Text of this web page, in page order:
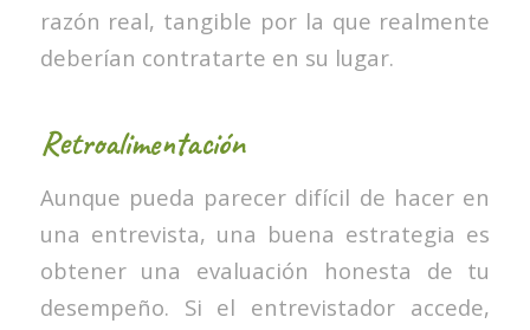
razón real, tangible por la que realmente
deberían contratarte en su lugar.
Retroalimentación
Aunque pueda parecer difícil de hacer en
una entrevista, una buena estrategia es
obtener una evaluación honesta de tu
desempeño. Si el entrevistador accede,